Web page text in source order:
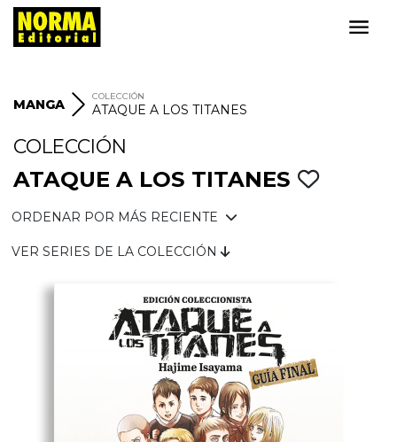
MANGA
COLECCIÓN
ATAQUE A LOS TITANES
COLECCIÓN
ATAQUE A LOS TITANES
ORDENAR POR MÁS RECIENTE
VER SERIES DE LA COLECCIÓN